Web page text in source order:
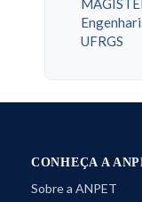
UFRGS
CONHEÇA A
Sobre a ANPET